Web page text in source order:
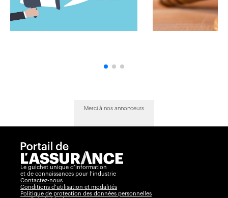
Merci à nos annonceurs
Le guichet unique d’information
et de connaissances pour l’industrie
Contactez-nous
Conditions d’utilisation et modalités
Politique de protection des données personnelles